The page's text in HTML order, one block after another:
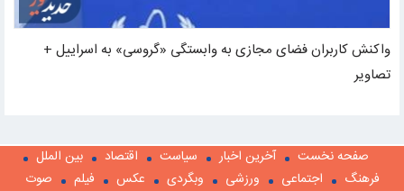
واکنش کاربران فضای مجازی به وابستگی «گروسی» به اسراییل +
تصاویر
صفحه نخست آخرین اخبار سیاست اقتصاد
بین الملل
فرهنگ
اجتماعی ورزشی وبگردی عکس فیلم صوت